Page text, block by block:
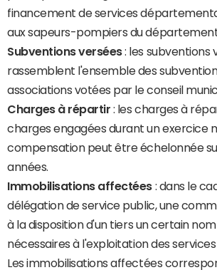
financement de services
aux sapeurs-pompiers du
Subventions versées: les subventions
rassemblent l'ensemble des
associations votées par le conseil
Charges à répartir : les charges à
charges engagées durant un exercice
compensation peut être échelonnée
années.
Immobilisations affectées : dans le
délégation de service public, une
à la disposition d'un tiers un certain
nécessaires à l'exploitation des
Les immobilisations affectées